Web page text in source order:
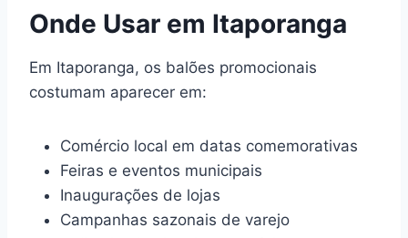
Onde Usar em Itaporanga
Em Itaporanga, os balões promocionais
costumam aparecer em:
Comércio local em datas comemorativas
Feiras e eventos municipais
Inaugurações de lojas
Campanhas sazonais de varejo